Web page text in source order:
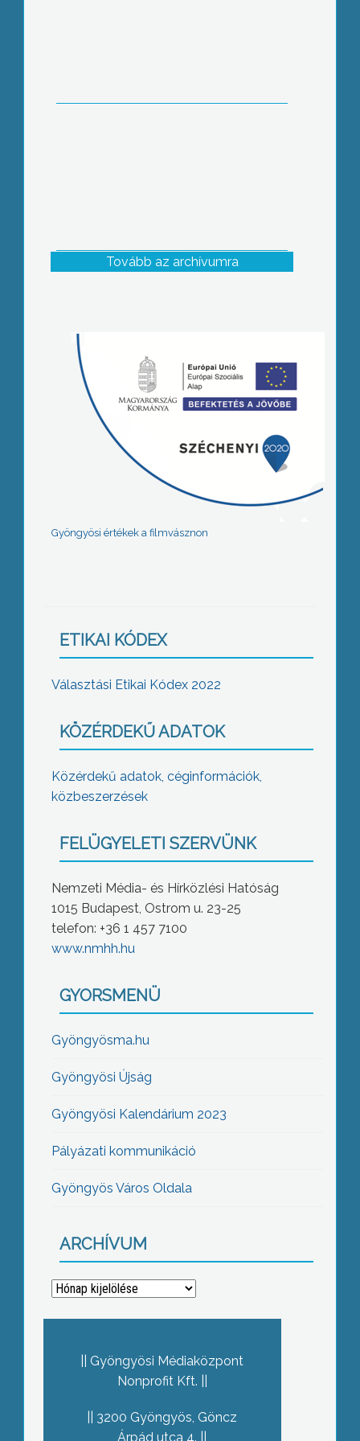
Tovább az archívumra
Gyöngyösi értékek a filmvásznon
ETIKAI KÓDEX
Választási Etikai Kódex 2022
KÖZÉRDEKŰ ADATOK
Közérdekű adatok, céginformációk,
közbeszerzések
FELÜGYELETI SZERVÜNK
Nemzeti Média- és Hírközlési Hatóság
1015 Budapest, Ostrom u. 23-25
telefon: +36 1 457 7100
www.nmhh.hu
GYORSMENÜ
Gyöngyösma.hu
Gyöngyösi Újság
Gyöngyösi Kalendárium 2023
Pályázati kommunikáció
Gyöngyös Város Oldala
ARCHÍVUM
Archívum
Gyöngyösi Médiaközpont
Nonprofit Kft.
3200 Gyöngyös, Göncz
Árpád utca 4.